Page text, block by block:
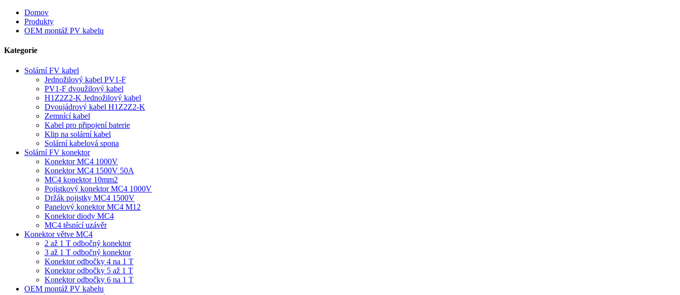
Domov
Produkty
OEM montáž PV kabelu
Kategorie
Solární FV kabel
Jednožilový kabel PV1-F
PV1-F dvoužilový kabel
H1Z2Z2-K Jednožilový kabel
Dvoujádrový kabel H1Z2Z2-K
Zemnící kabel
Kabel pro připojení baterie
Klip na solární kabel
Solární kabelová spona
Solární FV konektor
Konektor MC4 1000V
Konektor MC4 1500V 50A
MC4 konektor 10mm2
Pojistkový konektor MC4 1000V
Držák pojistky MC4 1500V
Panelový konektor MC4 M12
Konektor diody MC4
MC4 těsnící uzávěr
Konektor větve MC4
2 až 1 T odbočný konektor
3 až 1 T odbočný konektor
Konektor odbočky 4 na 1 T
Konektor odbočky 5 až 1 T
Konektor odbočky 6 na 1 T
OEM montáž PV kabelu